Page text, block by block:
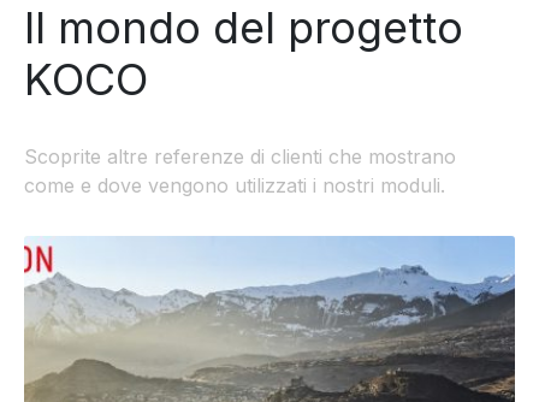
Il mondo del progetto
KOCO
Scoprite altre referenze di clienti che mostrano
come e dove vengono utilizzati i nostri moduli.